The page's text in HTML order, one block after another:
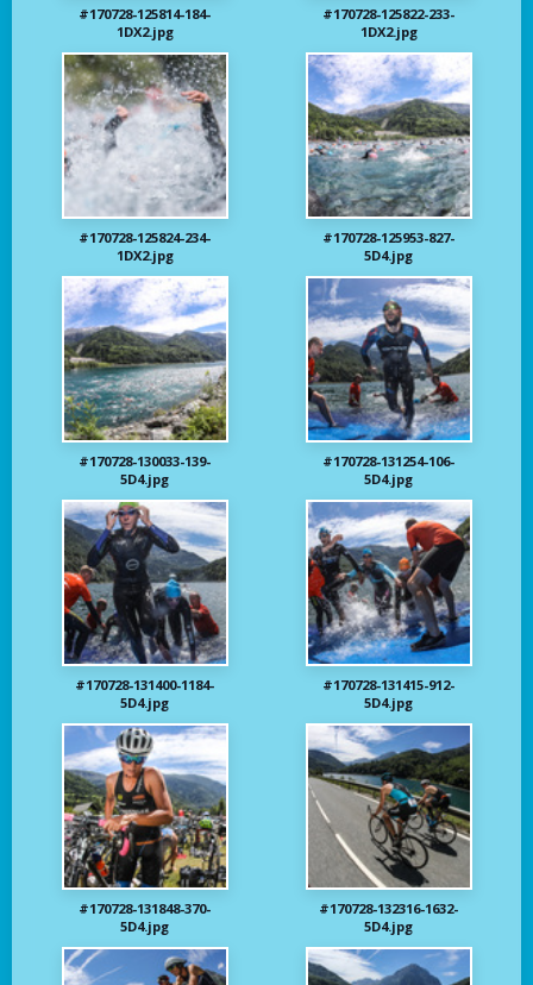
#170728-125814-184-
1DX2.jpg
#170728-125822-233-
1DX2.jpg
#170728-125824-234-
1DX2.jpg
#170728-125953-827-
5D4.jpg
#170728-130033-139-
5D4.jpg
#170728-131254-106-
5D4.jpg
#170728-131400-1184-
5D4.jpg
#170728-131415-912-
5D4.jpg
#170728-131848-370-
5D4.jpg
#170728-132316-1632-
5D4.jpg